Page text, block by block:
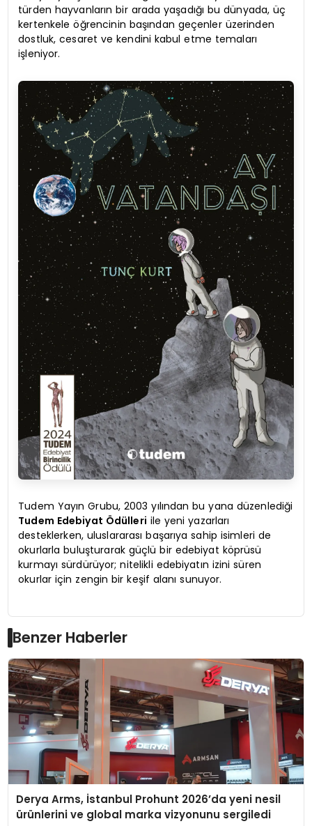
türden hayvanların bir arada yaşadığı bu dünyada, üç
kertenkele öğrencinin başından geçenler üzerinden
dostluk, cesaret ve kendini kabul etme temaları
işleniyor.
Tudem Yayın Grubu, 2003 yılından bu yana düzenlediği
Tudem Edebiyat Ödülleri ile yeni yazarları
desteklerken, uluslararası başarıya sahip isimleri de
okurlarla buluşturarak güçlü bir edebiyat köprüsü
kurmayı sürdürüyor; nitelikli edebiyatın izini süren
okurlar için zengin bir keşif alanı sunuyor.
Benzer Haberler
Derya Arms, İstanbul Prohunt 2026’da yeni nesil
ürünlerini ve global marka vizyonunu sergiledi